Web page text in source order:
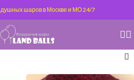
шаров в Москве и МО 24/7